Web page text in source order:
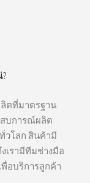
ตที่มาตรฐาน
บการณ์ผลิต
วโลก สินค้ามี
เรามีทีมช่างมือ
อบริการลูกค้า